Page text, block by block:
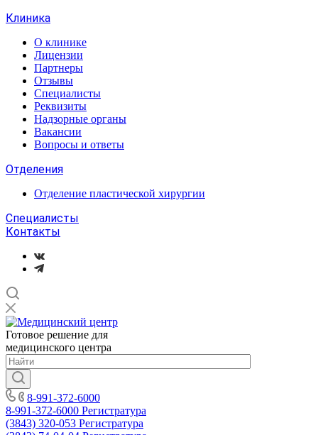
Клиника
О клинике
Лицензии
Партнеры
Отзывы
Специалисты
Реквизиты
Надзорные органы
Вакансии
Вопросы и ответы
Отделения
Отделение пластической хирургии
Специалисты
Контакты
Готовое решение для
медицинского центра
8-991-372-6000
8-991-372-6000 Регистратура
(3843) 320-053 Регистратура